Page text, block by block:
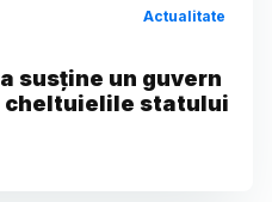
Actualitate
susține un guvern
cheltuielile statului